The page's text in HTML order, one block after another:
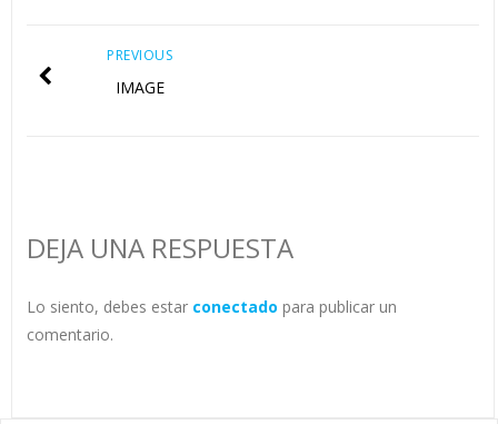
PREVIOUS
IMAGE
DEJA UNA RESPUESTA
Lo siento, debes estar conectado para publicar un
comentario.